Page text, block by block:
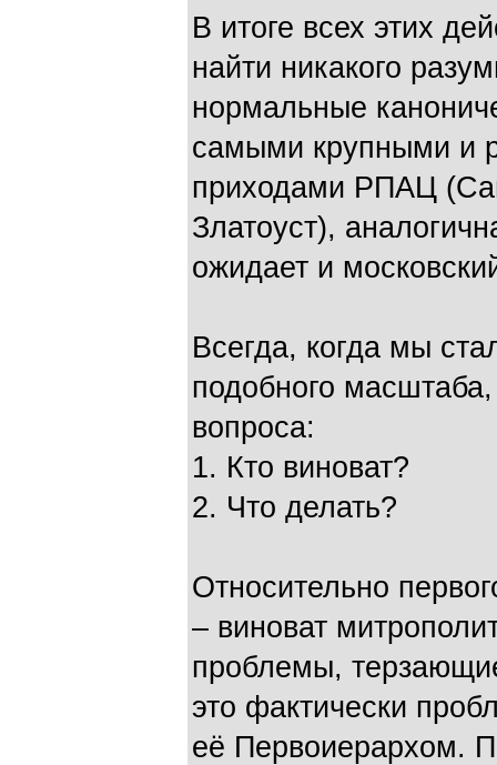
В итоге всех этих
найти никакого
нормальные
самыми крупными и
приходами РПАЦ
Златоуст),
ожидает и
Всегда, когда мы
подобного
вопроса:
1. Кто виноват?
2. Что делать?
Относительно
– виноват
проблемы,
это фактически
её Первоиерархом.